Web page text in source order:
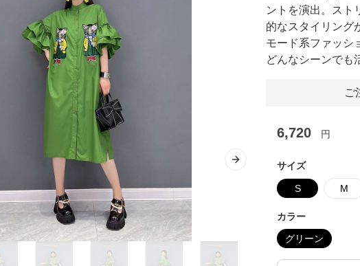
Next slide
ントを演出。スト
的なスタイリング
モード系ファッシ
どんなシーンでも
ご
6,720 円
サイズ
S M
カラー
グリーン